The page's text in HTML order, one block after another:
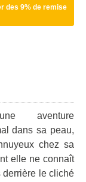
des 9% de remise
aventure
dans sa peau,
chez sa
elle ne connaît
derrière le cliché